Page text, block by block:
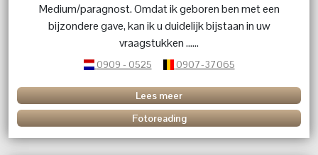
Medium/paragnost. Omdat ik geboren ben met een
bijzondere gave, kan ik u duidelijk bijstaan in uw
vraagstukken ......
0909 - 0525 0907-37065
Lees meer
Fotoreading